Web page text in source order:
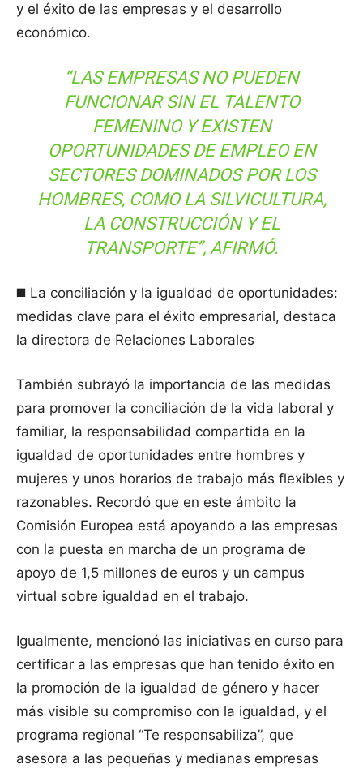
y el éxito de las empresas y el desarrollo
económico.
“LAS EMPRESAS NO PUEDEN
FUNCIONAR SIN EL TALENTO
FEMENINO Y EXISTEN
OPORTUNIDADES DE EMPLEO EN
SECTORES DOMINADOS POR LOS
HOMBRES, COMO LA SILVICULTURA,
LA CONSTRUCCIÓN Y EL
TRANSPORTE”, AFIRMÓ.
◼️ La conciliación y la igualdad de oportunidades:
medidas clave para el éxito empresarial, destaca
la directora de Relaciones Laborales
También subrayó la importancia de las medidas
para promover la conciliación de la vida laboral y
familiar, la responsabilidad compartida en la
igualdad de oportunidades entre hombres y
mujeres y unos horarios de trabajo más flexibles y
razonables. Recordó que en este ámbito la
Comisión Europea está apoyando a las empresas
con la puesta en marcha de un programa de
apoyo de 1,5 millones de euros y un campus
virtual sobre igualdad en el trabajo.
Igualmente, mencionó las iniciativas en curso para
certificar a las empresas que han tenido éxito en
la promoción de la igualdad de género y hacer
más visible su compromiso con la igualdad, y el
programa regional “Te responsabiliza”, que
asesora a las pequeñas y medianas empresas